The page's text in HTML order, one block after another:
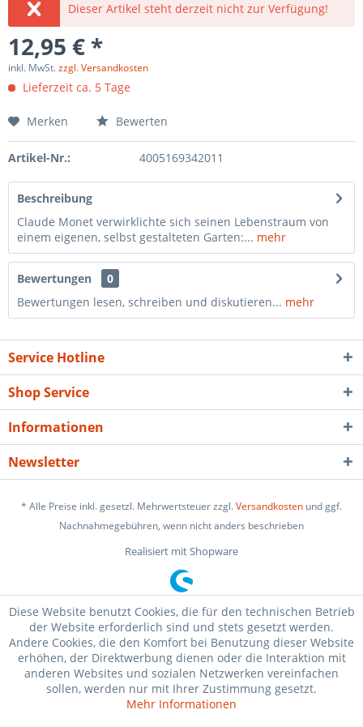
Dieser Artikel steht derzeit nicht zur Verfügung!
12,95 € *
inkl. MwSt.zzgl. Versandkosten
Lieferzeit ca. 5 Tage
Merken Bewerten
Artikel-Nr.: 4005169342011
Beschreibung
Claude Monet verwirklichte sich seinen Lebenstraum von
einem eigenen, selbst gestalteten Garten:... mehr
Bewertungen
0
Bewertungen lesen, schreiben und diskutieren... mehr
Service Hotline
Shop Service
Informationen
Newsletter
* Alle Preise inkl. gesetzl. Mehrwertsteuer zzgl.Versandkosten und ggf.
Nachnahmegebühren, wenn nicht anders beschrieben
Realisiert mit Shopware
Diese Website benutzt Cookies, die für den technischen Betrieb
der Website erforderlich sind und stets gesetzt werden.
Andere Cookies, die den Komfort bei Benutzung dieser Website
erhöhen, der Direktwerbung dienen oder die Interaktion mit
anderen Websites und sozialen Netzwerken vereinfachen
sollen, werden nur mit Ihrer Zustimmung gesetzt.
Mehr Informationen